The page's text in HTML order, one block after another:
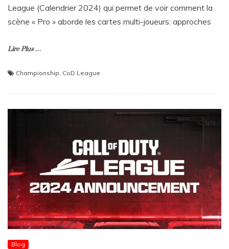
League (Calendrier 2024) qui permet de voir comment la
scène « Pro » aborde les cartes multi-joueurs: approches
Lire Plus …
Championship, CoD League
Blog